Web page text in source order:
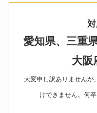
愛知県、三重
大阪
大変申し訳ありませんが
けできません。何